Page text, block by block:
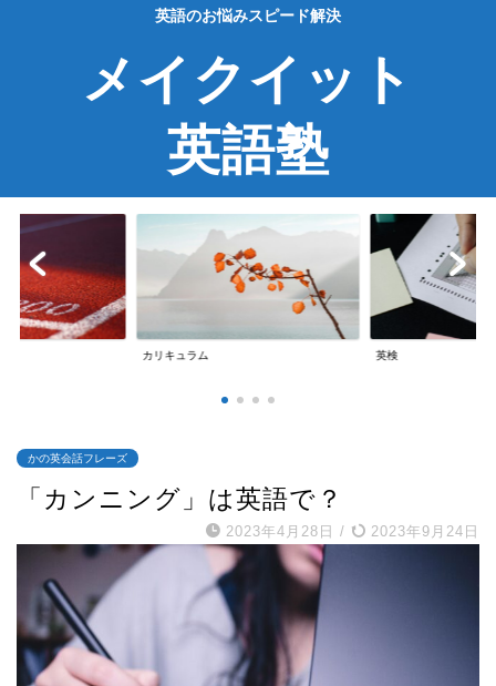
英語のお悩みスピード解決
メイクイット
英語塾
英検 英会話
かの英会話フレーズ
「カンニング」は英語で？
2023年4月28日 / 2023年9月24日